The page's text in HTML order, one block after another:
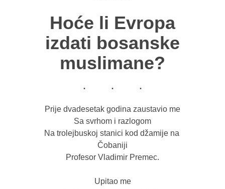
Hoće li Evropa
izdati bosanske
muslimane?
Prije dvadesetak godina zaustavio me
Sa svrhom i razlogom
Na trolejbuskoj stanici kod džamije na
Čobaniji
Profesor Vladimir Premec.
Upitao me